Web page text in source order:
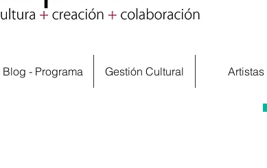
Blog - Programa Gestión Cultural Artistas